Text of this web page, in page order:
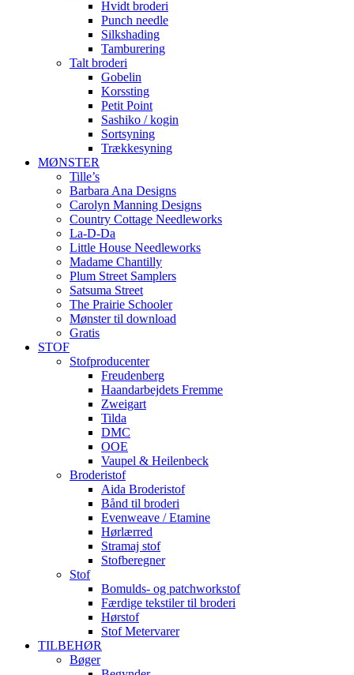
Hvidt broderi
Punch needle
Silkshading
Tamburering
Talt broderi
Gobelin
Korssting
Petit Point
Sashiko / kogin
Sortsyning
Trækkesyning
MØNSTER
Tille’s
Barbara Ana Designs
Carolyn Manning Designs
Country Cottage Needleworks
La-D-Da
Little House Needleworks
Madame Chantilly
Plum Street Samplers
Satsuma Street
The Prairie Schooler
Mønster til download
Gratis
STOF
Stofproducenter
Freudenberg
Haandarbejdets Fremme
Zweigart
Tilda
DMC
OOE
Vaupel & Heilenbeck
Broderistof
Aida Broderistof
Bånd til broderi
Evenweave / Etamine
Hørlærred
Stramaj stof
Stofberegner
Stof
Bomulds- og patchworkstof
Færdige tekstiler til broderi
Hørstof
Stof Metervarer
TILBEHØR
Bøger